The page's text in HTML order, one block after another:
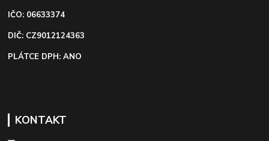
IČO: 06633374
DIČ: CZ9012124363
PLÁTCE DPH: ANO
KONTAKT